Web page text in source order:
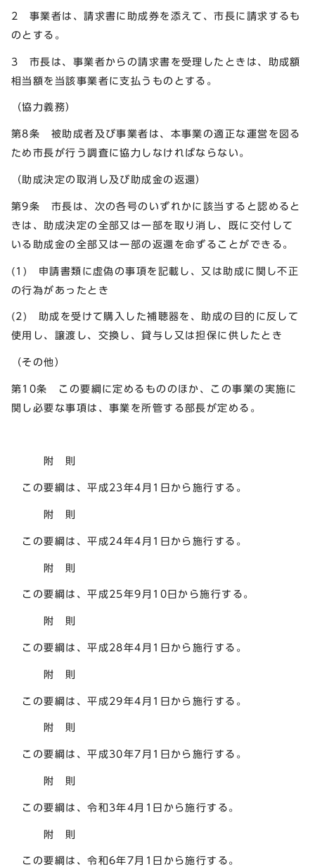
2 事業者は、請求書に助成券を添えて、市長に請求するも
のとする。
3 市長は、事業者からの請求書を受理したときは、助成額
相当額を当該事業者に支払うものとする。
（協力義務）
第8条 被助成者及び事業者は、本事業の適正な運営を図る
ため市長が行う調査に協力しなければならない。
（助成決定の取消し及び助成金の返還）
第9条 市長は、次の各号のいずれかに該当すると認めると
きは、助成決定の全部又は一部を取り消し、既に交付して
いる助成金の全部又は一部の返還を命ずることができる。
(1) 申請書類に虚偽の事項を記載し、又は助成に関し不正
の行為があったとき
(2) 助成を受けて購入した補聴器を、助成の目的に反して
使用し、譲渡し、交換し、貸与し又は担保に供したとき
（その他）
第10条 この要綱に定めるもののほか、この事業の実施に
関し必要な事項は、事業を所管する部長が定める。
附 則
この要綱は、平成23年4月1日から施行する。
附 則
この要綱は、平成24年4月1日から施行する。
附 則
この要綱は、平成25年9月10日から施行する。
附 則
この要綱は、平成28年4月1日から施行する。
附 則
この要綱は、平成29年4月1日から施行する。
附 則
この要綱は、平成30年7月1日から施行する。
附 則
この要綱は、令和3年4月1日から施行する。
附 則
この要綱は、令和6年7月1日から施行する。